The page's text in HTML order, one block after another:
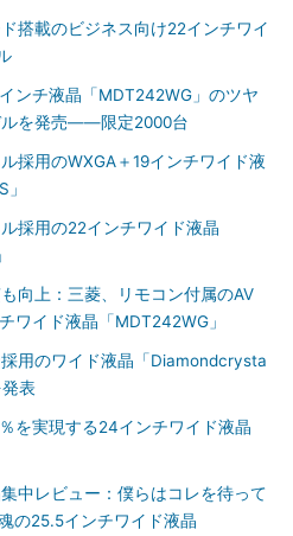
搭載のビジネス向け22インチワイ
ンチ液晶「MDT242WG」のツヤ
ルを発売――限定2000台
採用のWXGA＋19インチワイド液
採用の22インチワイド液晶
向上：三菱、リモコン付属のAV
ワイド液晶「MDT242WG」
用のワイド液晶「Diamondcrysta
表
を実現する24インチワイド液晶
中レビュー：僕らはコレを待って
の25.5インチワイド液晶